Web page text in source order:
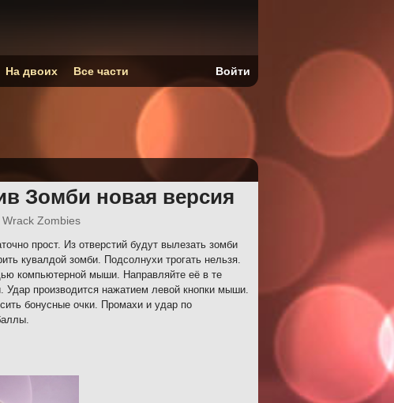
Зомби новая версия
Wrack Zombies
прост. Из отверстий будут вылезать зомби
кувалдой зомби. Подсолнухи трогать нельзя.
компьютерной мыши. Направляйте её в те
Удар производится нажатием левой кнопки мыши.
бонусные очки. Промахи и удар по
На двоих Все части Войти